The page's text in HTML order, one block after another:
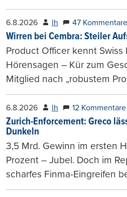
6.8.2026 lh 47 Kommentare
Wirren bei Cembra: Steiler
Product Officer kennt Swiss
Hörensagen – Kür zum
Mitglied nach „robustem
6.8.2026 lh 12 Kommentare
Zurich-Enforcement: Greco
Dunkeln
3,5 Mrd. Gewinn im ersten
Prozent – Jubel. Doch im
scharfes Finma-Eingreifen